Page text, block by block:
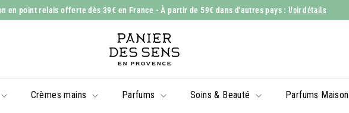
Diaporama
Pause
en point relais offerte dès 39€ en France - À partir de 59€ dans d'autres pays :Voir détails
P
a
n
e
Crèmes mains Parfums Soins & Beauté Parfums Maison